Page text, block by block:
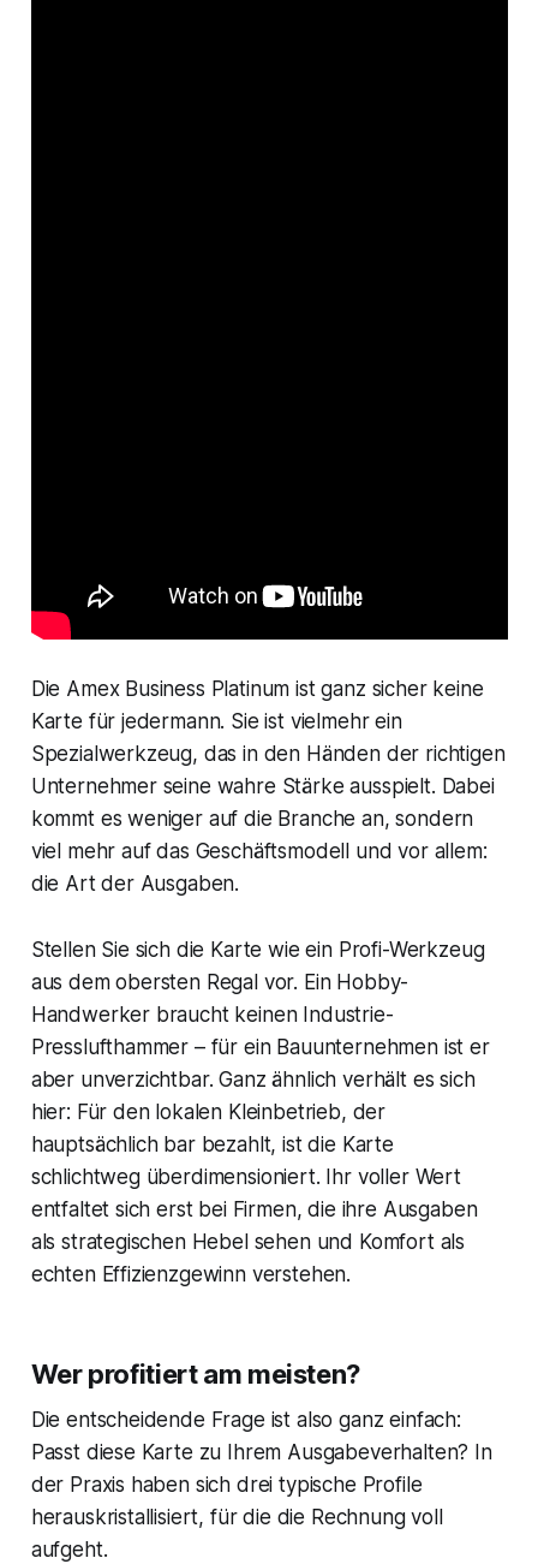
Die Amex Business Platinum ist ganz sicher keine
Karte für jedermann. Sie ist vielmehr ein
Spezialwerkzeug, das in den Händen der richtigen
Unternehmer seine wahre Stärke ausspielt. Dabei
kommt es weniger auf die Branche an, sondern
viel mehr auf das Geschäftsmodell und vor allem:
die Art der Ausgaben.
Stellen Sie sich die Karte wie ein Profi-Werkzeug
aus dem obersten Regal vor. Ein Hobby-
Handwerker braucht keinen Industrie-
Presslufthammer – für ein Bauunternehmen ist er
aber unverzichtbar. Ganz ähnlich verhält es sich
hier: Für den lokalen Kleinbetrieb, der
hauptsächlich bar bezahlt, ist die Karte
schlichtweg überdimensioniert. Ihr voller Wert
entfaltet sich erst bei Firmen, die ihre Ausgaben
als strategischen Hebel sehen und Komfort als
echten Effizienzgewinn verstehen.
Wer profitiert am meisten?
Die entscheidende Frage ist also ganz einfach:
Passt diese Karte zu Ihrem Ausgabeverhalten? In
der Praxis haben sich drei typische Profile
herauskristallisiert, für die die Rechnung voll
aufgeht.